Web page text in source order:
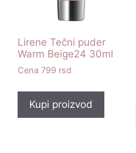
Lirene Tečni puder
Warm Beige24 30ml
799 rsd
Kupi proizvod